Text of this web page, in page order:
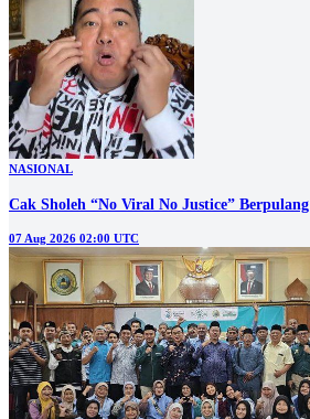
NASIONAL
Cak Sholeh “No Viral No Justice” Berpulang
07 Aug 2026 02:00 UTC